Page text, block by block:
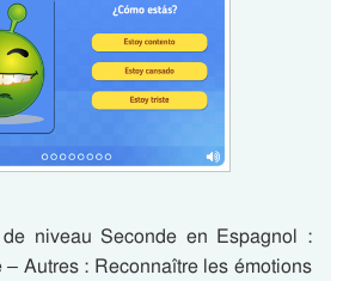
niveau Seconde en Espagnol :
Autres : Reconnaître les émotions